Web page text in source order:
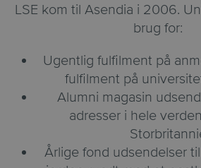
LSE kom til Asendia i 2006.
brug for:
Ugentlig fulfilment på
fulfilment på
Alumni magasin
adresser i hele
Årlige fond udsendelser